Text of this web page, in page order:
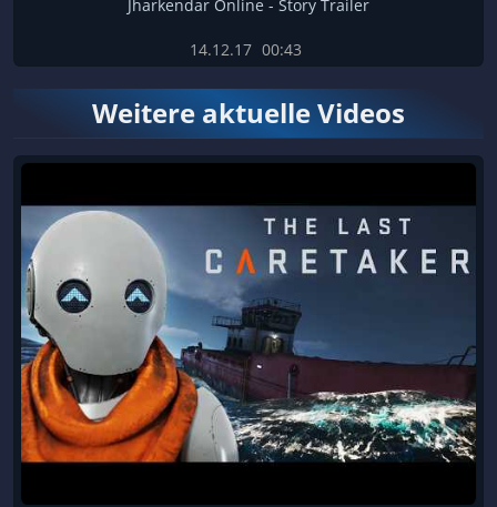
Jharkendar Online - Story Trailer
14.12.17 00:43
Weitere aktuelle Videos